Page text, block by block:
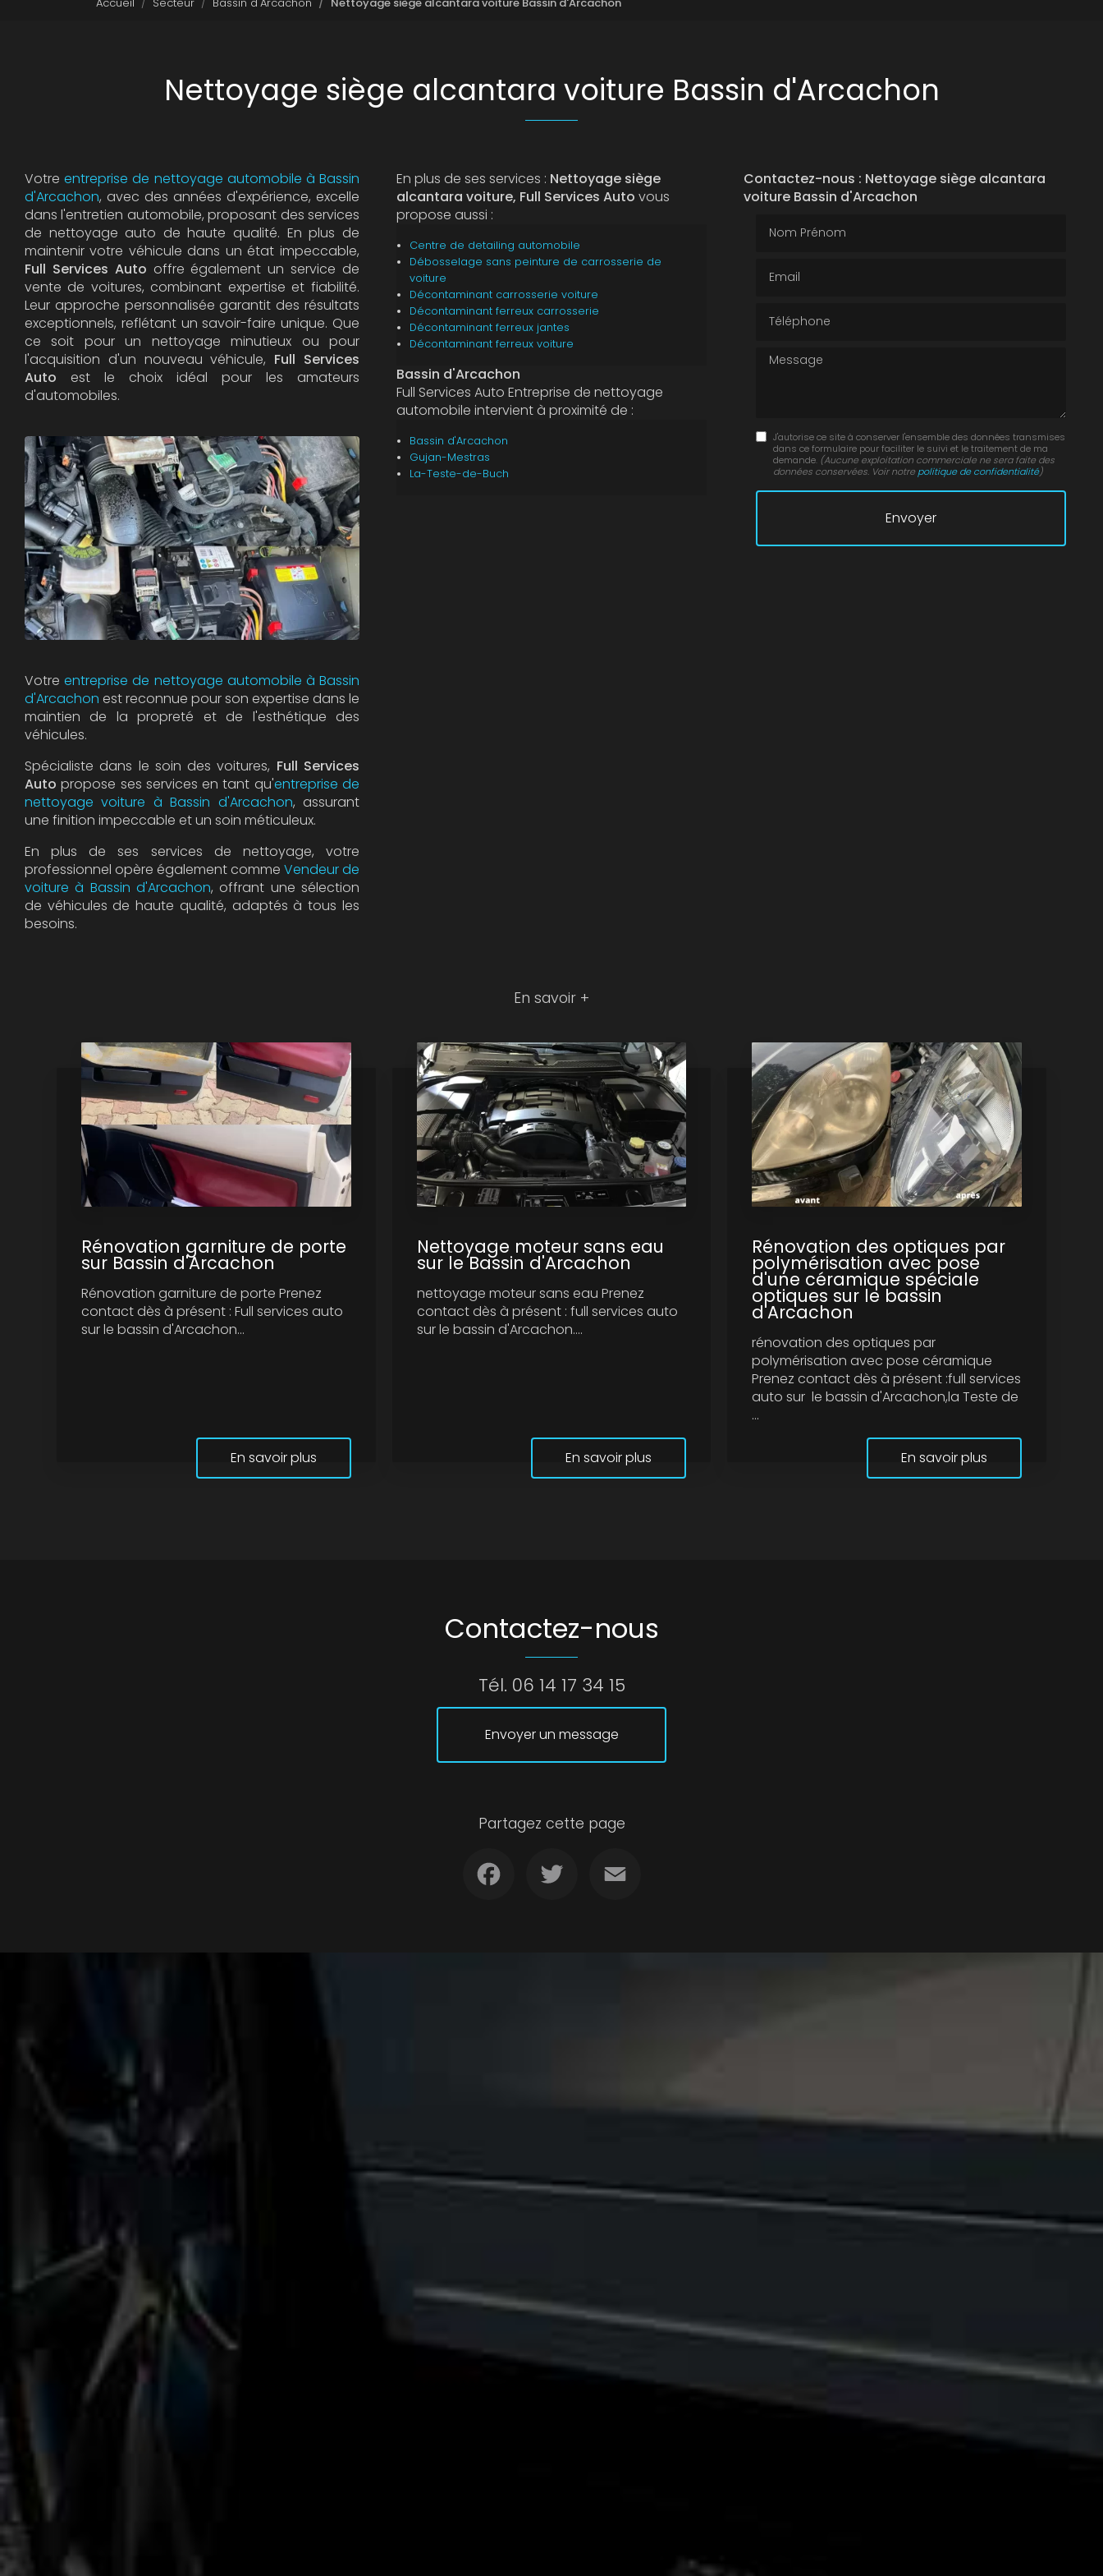
Nettoyage siège alcantara voiture Bassin d'Arcachon
Votreentreprise de nettoyage automobile à Bassin
d'Arcachon, avec des années d'expérience, excelle
dans l'entretien automobile, proposant des services
de nettoyage auto de haute qualité. En plus de
maintenir votre véhicule dans un état impeccable,
Full Services Auto offre également un service de
vente de voitures, combinant expertise et fiabilité.
Leur approche personnalisée garantit des résultats
exceptionnels, reflétant un savoir-faire unique. Que
ce soit pour un nettoyage minutieux ou pour
l'acquisition d'un nouveau véhicule, Full Services
Auto est le choix idéal pour les amateurs
d'automobiles.
Votreentreprise de nettoyage automobile à Bassin
d'Arcachon est reconnue pour son expertise dans le
maintien de la propreté et de l'esthétique des
véhicules.
Spécialiste dans le soin des voitures, Full Services
Auto propose ses services en tant qu'entreprise de
nettoyage voiture à Bassin d'Arcachon, assurant
une finition impeccable et un soin méticuleux.
En plus de ses services de nettoyage, votre
professionnel opère également comme Vendeur de
voiture à Bassin d'Arcachon, offrant une sélection
de véhicules de haute qualité, adaptés à tous les
besoins.
En plus de ses services : Nettoyage siège
alcantara voiture, Full Services Auto vous
propose aussi :
Centre de detailing automobile
Débosselage sans peinture de carrosserie de
voiture
Décontaminant carrosserie voiture
Décontaminant ferreux carrosserie
Décontaminant ferreux jantes
Décontaminant ferreux voiture
Bassin d'Arcachon
Full Services Auto Entreprise de nettoyage
automobile intervient à proximité de :
Bassin d'Arcachon
Gujan-Mestras
La-Teste-de-Buch
Contactez-nous : Nettoyage siège alcantara
voiture Bassin d'Arcachon
Message
J'autorise ce site à conserver l'ensemble des données transmises
dans ce formulaire pour faciliter le suivi et le traitement de ma
demande. (Aucune exploitation commerciale ne sera faite des
données conservées. Voir notre politique de confidentialité)
En savoir +
Rénovation garniture de porte
sur Bassin d'Arcachon
Rénovation garniture de porte Prenez
contact dès à présent : Full services auto
sur le bassin d'Arcachon...
En savoir plus
Nettoyage moteur sans eau
sur le Bassin d'Arcachon
nettoyage moteur sans eau Prenez
contact dès à présent : full services auto
sur le bassin d'Arcachon....
En savoir plus
Rénovation des optiques par
polymérisation avec pose
d'une céramique spéciale
optiques sur le bassin
d'Arcachon
rénovation des optiques par
polymérisation avec pose céramique
Prenez contact dès à présent :full services
auto sur le bassin d'Arcachon,la Teste de
...
En savoir plus
Contactez-nous
Tél. 06 14 17 34 15
Envoyer un message
Partagez cette page